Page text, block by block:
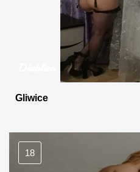
Gliwice
18